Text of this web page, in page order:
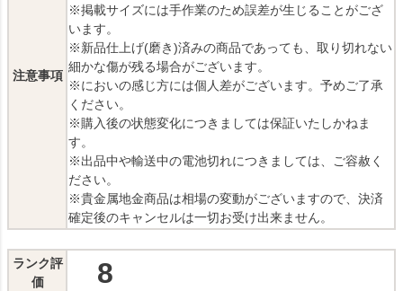
注意事項
※掲載サイズには手作業のため誤差が生じることがござ
います。
※新品仕上げ(磨き)済みの商品であっても、取り切れない
細かな傷が残る場合がございます。
※においの感じ方には個人差がございます。予めご了承
ください。
※購入後の状態変化につきましては保証いたしかねま
す。
※出品中や輸送中の電池切れにつきましては、ご容赦く
ださい。
※貴金属地金商品は相場の変動がございますので、決済
確定後のキャンセルは一切お受け出来ません。
ランク評
価
8